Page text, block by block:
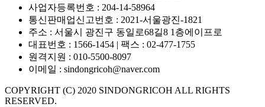
사업자등록번호 : 204-14-58964
통신판매업신고번호 : 2021-서울광진-1821
주소 : 서울시 광진구 동일로68길8 1층에이프로
대표번호 : 1566-1454 | 팩스 : 02-477-1755
원격지원 : 010-5500-8097
이메일 : sindongricoh@naver.com
COPYRIGHT (C) 2020 SINDONGRICOH ALL RIGHTS
RESERVED.